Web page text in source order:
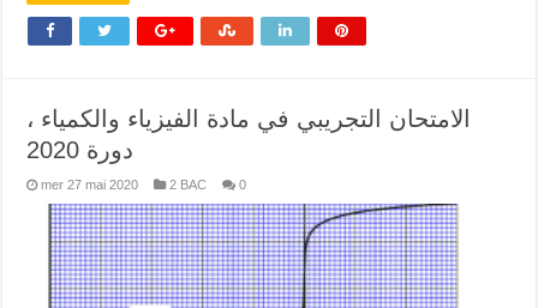
الامتحان التجريبي في مادة الفيزياء والكمياء ،
دورة 2020
mer 27 mai 2020 2 BAC 0